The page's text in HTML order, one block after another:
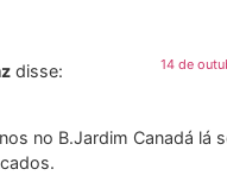
disse: 14 de
no B.Jardim Canadá lá